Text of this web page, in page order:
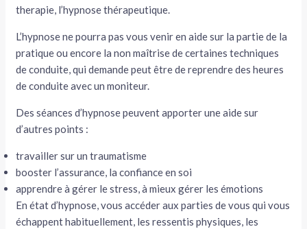
therapie, l’hypnose thérapeutique.
L’hypnose ne pourra pas vous venir en aide sur la partie de la
pratique ou encore la non maîtrise de certaines techniques
de conduite, qui demande peut être de reprendre des heures
de conduite avec un moniteur.
Des séances d’hypnose peuvent apporter une aide sur
d’autres points :
travailler sur un traumatisme
booster l’assurance, la confiance en soi
apprendre à gérer le stress, à mieux gérer les émotions
En état d’hypnose, vous accéder aux parties de vous qui vous
échappent habituellement, les ressentis physiques, les